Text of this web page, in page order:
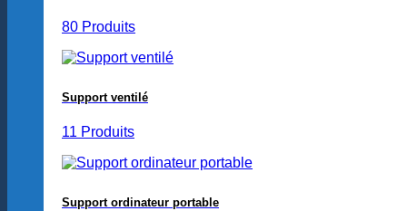
80 Produits
Support ventilé
11 Produits
Support ordinateur portable